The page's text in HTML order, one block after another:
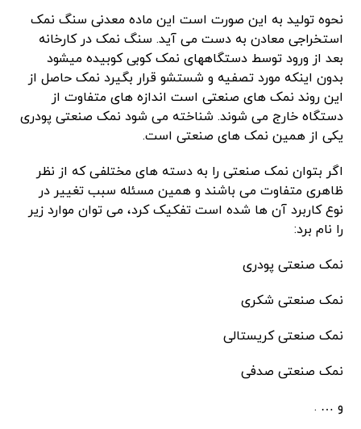
نحوه تولید به این صورت است این ماده معدنی سنگ نمک
استخراجی معادن به دست می آید. سنگ نمک در کارخانه
بعد از ورود توسط دستگاههای نمک کوبی کوبیده میشود
بدون اینکه مورد تصفیه و شستشو قرار بگیرد نمک حاصل از
این روند نمک های صنعتی است اندازه های متفاوت از
دستگاه خارج می شوند. شناخته می شود نمک صنعتی پودری
یکی از همین نمک های صنعتی است.
اگر بتوان نمک صنعتی را به دسته های مختلفی که از نظر
ظاهری متفاوت می باشند و همین مسئله سبب تغییر در
نوع کاربرد آن ها شده است تفکیک کرد، می توان موارد زیر
را نام برد:
نمک صنعتی پودری
نمک صنعتی شکری
نمک صنعتی کریستالی
نمک صنعتی صدفی
و … .